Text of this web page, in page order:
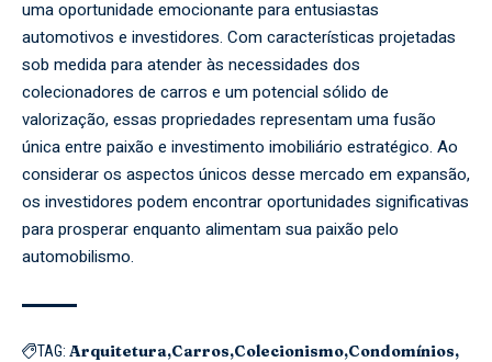
uma oportunidade emocionante para entusiastas
automotivos e investidores. Com características projetadas
sob medida para atender às necessidades dos
colecionadores de carros e um potencial sólido de
valorização, essas propriedades representam uma fusão
única entre paixão e investimento imobiliário estratégico. Ao
considerar os aspectos únicos desse mercado em expansão,
os investidores podem encontrar oportunidades significativas
para prosperar enquanto alimentam sua paixão pelo
automobilismo.
TAG: Arquitetura Carros Colecionismo Condomínios